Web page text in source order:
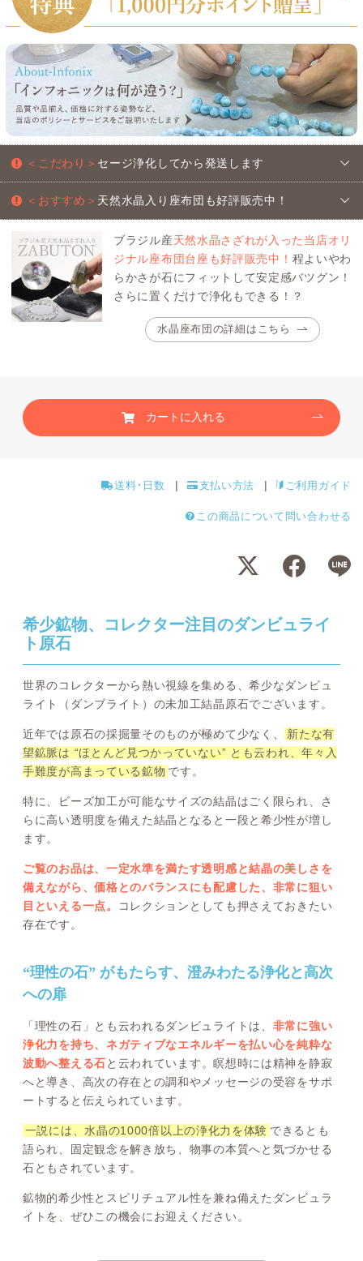
＜こだわり＞ セージ浄化してから発送します
＜おすすめ＞ 天然水晶入り座布団も好評販売中！
ブラジル産天然水晶さざれが入った当店オリ
ジナル座布団台座も好評販売中！ 程よいやわ
らかさが石にフィットして安定感バツグン！
さらに置くだけで浄化もできる！？
水晶座布団の詳細はこちら
カートに入れる
送料･日数 支払い方法 ご利用ガイド
この商品について問い合わせる
希少鉱物、コレクター注目のダンビュライ
ト原石
世界のコレクターから熱い視線を集める、希少なダンビュ
ライト（ダンブライト）の未加工結晶原石でございます。
近年では原石の採掘量そのものが極めて少なく、
新たな有
望鉱脈は “ほとんど見つかっていない” とも云われ、年々入
手難度が高まっている鉱物 です。
特に、ビーズ加工が可能なサイズの結晶はごく限られ、さ
らに高い透明度を備えた結晶となると一段と希少性が増し
ます。
ご覧のお品は、一定水準を満たす透明感と結晶の美しさを
備えながら、価格とのバランスにも配慮した、非常に狙い
目といえる一点。
コレクションとしても押さえておきたい
存在です。
“理性の石” がもたらす、澄みわたる浄化と高次
への扉
「理性の石」とも云われるダンビュライトは、 非常に強い
浄化力を持ち、ネガティブなエネルギーを払い心を純粋な
波動へ整える石と云われています。瞑想時には精神を静寂
へと導き、高次の存在との調和やメッセージの受容をサポ
ートすると伝えられています。
一説には、水晶の1000倍以上の浄化力を体験 できるとも
語られ、固定観念を解き放ち、物事の本質へと気づかせる
石ともされています。
鉱物的希少性とスピリチュアル性を兼ね備えたダンビュラ
イトを、ぜひこの機会にお迎えください。